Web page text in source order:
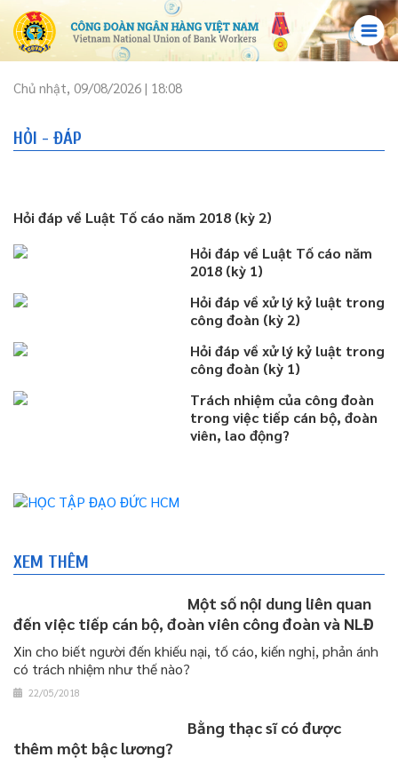
Chủ nhật, 09/08/2026 | 18:08
HỎI - ĐÁP
Hỏi đáp về Luật Tố cáo năm 2018 (kỳ 2)
Hỏi đáp về Luật Tố cáo năm
2018 (kỳ 1)
Hỏi đáp về xử lý kỷ luật trong
công đoàn (kỳ 2)
Hỏi đáp về xử lý kỷ luật trong
công đoàn (kỳ 1)
Trách nhiệm của công đoàn
trong việc tiếp cán bộ, đoàn
viên, lao động?
XEM THÊM
Một số nội dung liên quan
đến việc tiếp cán bộ, đoàn viên công đoàn và NLĐ
Xin cho biết người đến khiếu nại, tố cáo, kiến nghị, phản ánh
có trách nhiệm như thế nào?
22/05/2018
Bằng thạc sĩ có được
thêm một bậc lương?